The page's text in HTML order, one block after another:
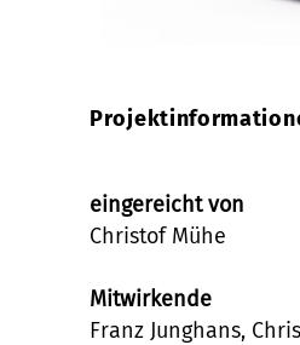
eingereicht von
Christof Mühe
Mitwirkende
Franz Junghans,